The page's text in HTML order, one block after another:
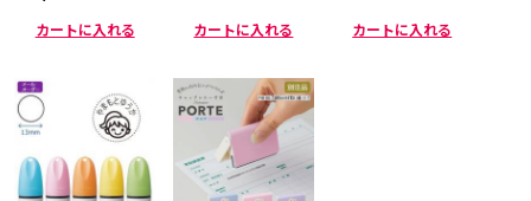
カートに入れる カートに入れる カートに入れる